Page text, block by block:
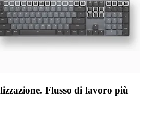
Flusso di lavoro più